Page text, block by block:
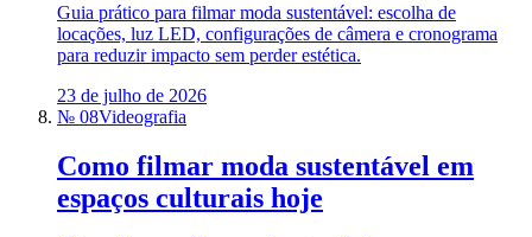
Guia prático para filmar moda sustentável: escolha de
locações, luz LED, configurações de câmera e cronograma
para reduzir impacto sem perder estética.
23 de julho de 2026
№ 08Videografia
Como filmar moda sustentável em
espaços culturais hoje